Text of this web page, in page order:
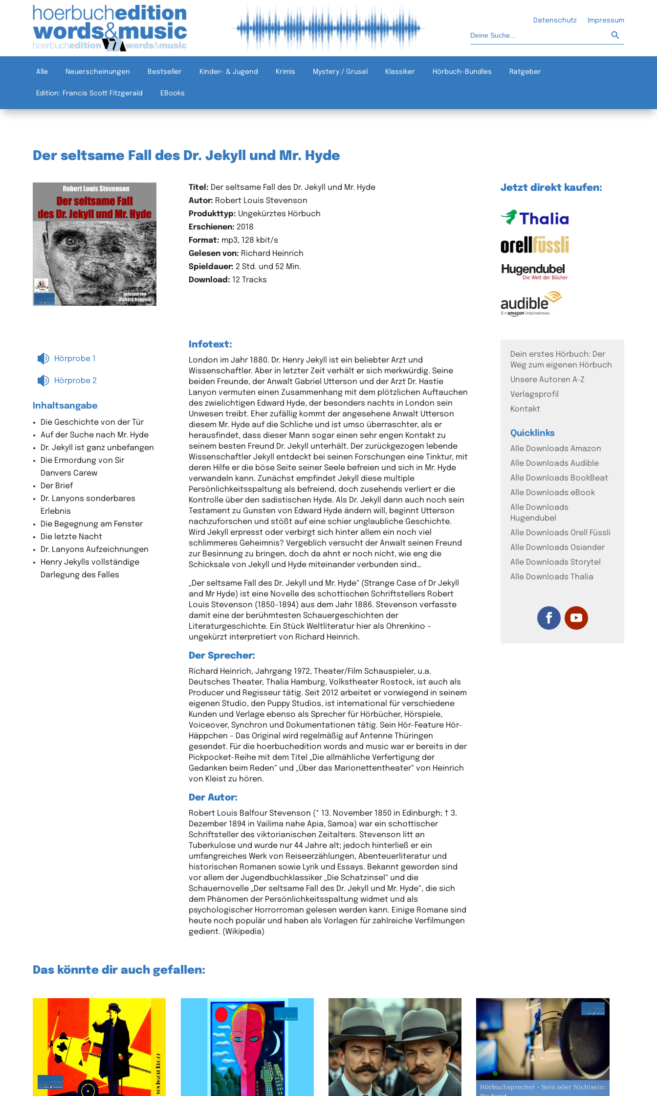
Datenschutz Impressum
nach:
Alle Neuerscheinungen Bestseller Kinder- & Jugend Krimis Mystery / Grusel Klassiker Hörbuch-Bundles Ratgeber
Edition: Francis Scott Fitzgerald EBooks
Der seltsame Fall des Dr. Jekyll und Mr. Hyde
Titel: Der seltsame Fall des Dr. Jekyll und Mr. Hyde
Autor: Robert Louis Stevenson
Produkttyp: Ungekürztes Hörbuch
Erschienen: 2018
Format: mp3, 128 kbit/s
Gelesen von: Richard Heinrich
Spieldauer: 2 Std. und 52 Min.
Download: 12 Tracks
Jetzt direkt kaufen:
 Hörprobe 1
 Hörprobe 2
Inhaltsangabe
Die Geschichte von der Tür
Auf der Suche nach Mr. Hyde
Dr. Jekyll ist ganz unbefangen
Die Ermordung von Sir
Danvers Carew
Der Brief
Dr. Lanyons sonderbares
Erlebnis
Die Begegnung am Fenster
Die letzte Nacht
Dr. Lanyons Aufzeichnungen
Henry Jekylls vollständige
Darlegung des Falles
Infotext:
London im Jahr 1880. Dr. Henry Jekyll ist ein beliebter Arzt und
Wissenschaftler. Aber in letzter Zeit verhält er sich merkwürdig. Seine
beiden Freunde, der Anwalt Gabriel Utterson und der Arzt Dr. Hastie
Lanyon vermuten einen Zusammenhang mit dem plötzlichen Auftauchen
des zwielichtigen Edward Hyde, der besonders nachts in London sein
Unwesen treibt. Eher zufällig kommt der angesehene Anwalt Utterson
diesem Mr. Hyde auf die Schliche und ist umso überraschter, als er
herausfindet, dass dieser Mann sogar einen sehr engen Kontakt zu
seinem besten Freund Dr. Jekyll unterhält. Der zurückgezogen lebende
Wissenschaftler Jekyll entdeckt bei seinen Forschungen eine Tinktur, mit
deren Hilfe er die böse Seite seiner Seele befreien und sich in Mr. Hyde
verwandeln kann. Zunächst empfindet Jekyll diese multiple
Persönlichkeitsspaltung als befreiend, doch zusehends verliert er die
Kontrolle über den sadistischen Hyde. Als Dr. Jekyll dann auch noch sein
Testament zu Gunsten von Edward Hyde ändern will, beginnt Utterson
nachzuforschen und stößt auf eine schier unglaubliche Geschichte.
Wird Jekyll erpresst oder verbirgt sich hinter allem ein noch viel
schlimmeres Geheimnis? Vergeblich versucht der Anwalt seinen Freund
zur Besinnung zu bringen, doch da ahnt er noch nicht, wie eng die
Schicksale von Jekyll und Hyde miteinander verbunden sind…
„Der seltsame Fall des Dr. Jekyll und Mr. Hyde“ (Strange Case of Dr Jekyll
and Mr Hyde) ist eine Novelle des schottischen Schriftstellers Robert
Louis Stevenson (1850–1894) aus dem Jahr 1886. Stevenson verfasste
damit eine der berühmtesten Schauergeschichten der
Literaturgeschichte. Ein Stück Weltliteratur hier als Ohrenkino –
ungekürzt interpretiert von Richard Heinrich.
Der Sprecher:
Richard Heinrich, Jahrgang 1972, Theater/Film Schauspieler, u.a.
Deutsches Theater, Thalia Hamburg, Volkstheater Rostock, ist auch als
Producer und Regisseur tätig. Seit 2012 arbeitet er vorwiegend in seinem
eigenen Studio, den Puppy Studios, ist international für verschiedene
Kunden und Verlage ebenso als Sprecher für Hörbücher, Hörspiele,
Voiceover, Synchron und Dokumentationen tätig. Sein Hör-Feature Hör-
Häppchen – Das Original wird regelmäßig auf Antenne Thüringen
gesendet. Für die hoerbuchedition words and music war er bereits in der
Pickpocket-Reihe mit dem Titel „Die allmähliche Verfertigung der
Gedanken beim Reden“ und „Über das Marionettentheater“ von Heinrich
von Kleist zu hören.
Der Autor:
Robert Louis Balfour Stevenson (* 13. November 1850 in Edinburgh; † 3.
Dezember 1894 in Vailima nahe Apia, Samoa) war ein schottischer
Schriftsteller des viktorianischen Zeitalters. Stevenson litt an
Tuberkulose und wurde nur 44 Jahre alt; jedoch hinterließ er ein
umfangreiches Werk von Reiseerzählungen, Abenteuerliteratur und
historischen Romanen sowie Lyrik und Essays. Bekannt geworden sind
vor allem der Jugendbuchklassiker „Die Schatzinsel“ und die
Schauernovelle „Der seltsame Fall des Dr. Jekyll und Mr. Hyde“, die sich
dem Phänomen der Persönlichkeitsspaltung widmet und als
psychologischer Horrorroman gelesen werden kann. Einige Romane sind
heute noch populär und haben als Vorlagen für zahlreiche Verfilmungen
gedient. (Wikipedia)
Dein erstes Hörbuch: Der
Weg zum eigenen Hörbuch
Unsere Autoren A-Z
Verlagsprofil
Kontakt
Quicklinks
Alle Downloads Amazon
Alle Downloads Audible
Alle Downloads BookBeat
Alle Downloads eBook
Alle Downloads
Hugendubel
Alle Downloads Orell Füssli
Alle Downloads Osiander
Alle Downloads Storytel
Alle Downloads Thalia
Das könnte dir auch gefallen: